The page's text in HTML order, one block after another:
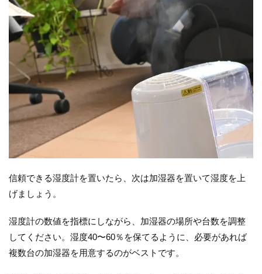
信頼できる湿度計を置いたら、次は加湿器を置いて湿度を上
げましょう。
湿度計の数値を指標にしながら、加湿器の場所や台数を調整
してください。湿度40〜60％を保てるように、必要があれば
複数台の加湿器を用意するのがベストです。